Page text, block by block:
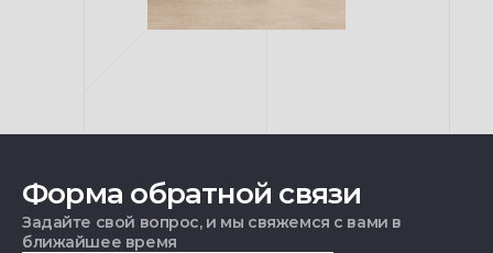
Форма обратной связи
Задайте свой вопрос, и мы свяжемся с вами в
ближайшее время